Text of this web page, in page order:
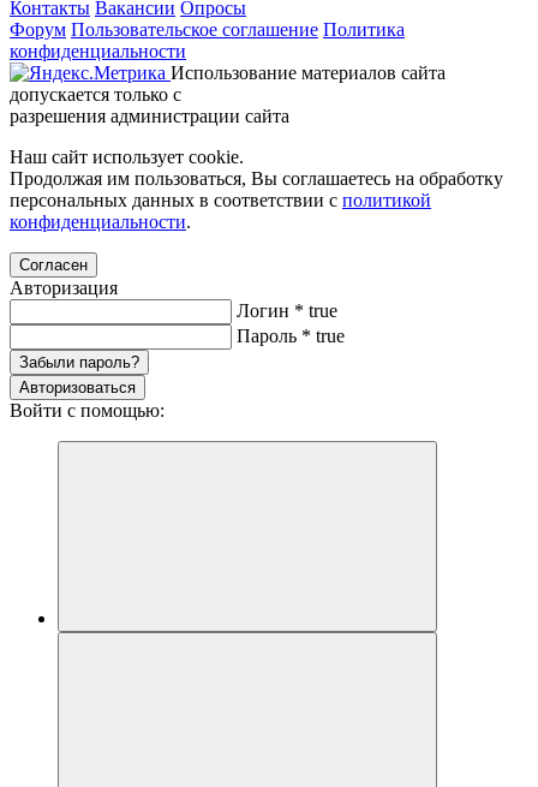
Контакты Вакансии Опросы
Форум Пользовательское соглашение Политика
конфиденциальности
Использование материалов сайта
допускается только с
разрешения администрации сайта
Наш сайт использует cookie.
Продолжая им пользоваться, Вы соглашаетесь на обработку
персональных данных в соответствии с политикой
конфиденциальности.
Согласен
Авторизация
Логин * true
Пароль * true
Забыли пароль?
Авторизоваться
Войти с помощью: